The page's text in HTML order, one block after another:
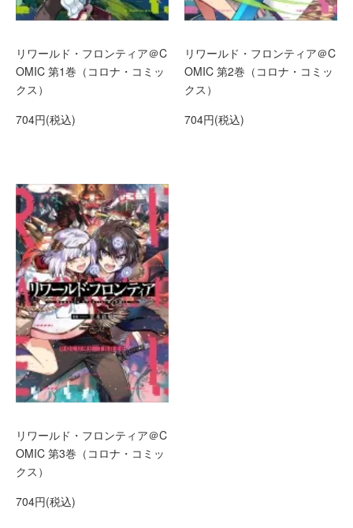
リワールド・フロンティア＠C
OMIC 第1巻（コロナ・コミッ
クス）
704円(税込)
リワールド・フロンティア＠C
OMIC 第2巻（コロナ・コミッ
クス）
704円(税込)
リワールド・フロンティア＠C
OMIC 第3巻（コロナ・コミッ
クス）
704円(税込)